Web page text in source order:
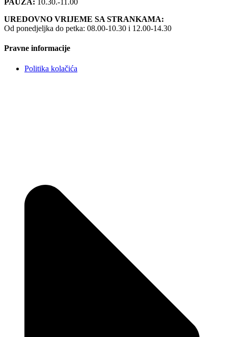
PAUZA: 10.30.-11.00
UREDOVNO VRIJEME SA STRANKAMA:
Od ponedjeljka do petka: 08.00-10.30 i 12.00-14.30
Pravne informacije
Politika kolačića